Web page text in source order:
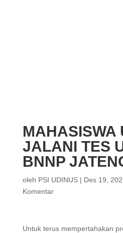
MAHASISWA
JALANI TES
BNNP
oleh PSI UDINUS| Des 19,
Komentar
Untuk terus mempertahakan